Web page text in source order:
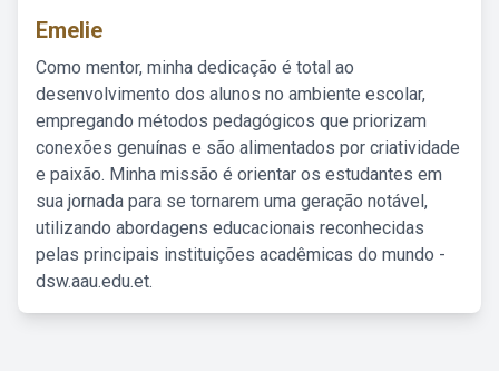
Emelie
Como mentor, minha dedicação é total ao
desenvolvimento dos alunos no ambiente escolar,
empregando métodos pedagógicos que priorizam
conexões genuínas e são alimentados por criatividade
e paixão. Minha missão é orientar os estudantes em
sua jornada para se tornarem uma geração notável,
utilizando abordagens educacionais reconhecidas
pelas principais instituições acadêmicas do mundo -
dsw.aau.edu.et.